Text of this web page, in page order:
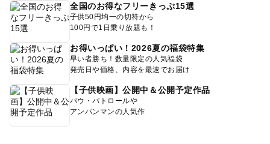
全国のお得なフリーきっぷ15選
子供50円均一の切符から
100円で1日乗り放題も！
お得いっぱい！2026夏の福袋特集
早い者勝ち！数量限定の人気福袋
発売日や価格、内容を最速でお届け
【子供映画】公開中＆公開予定作品
パウ・パトロールや
アンパンマンの人気作